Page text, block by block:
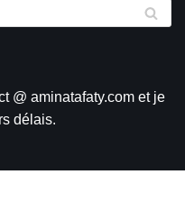
@ aminatafaty.com et je
délais.